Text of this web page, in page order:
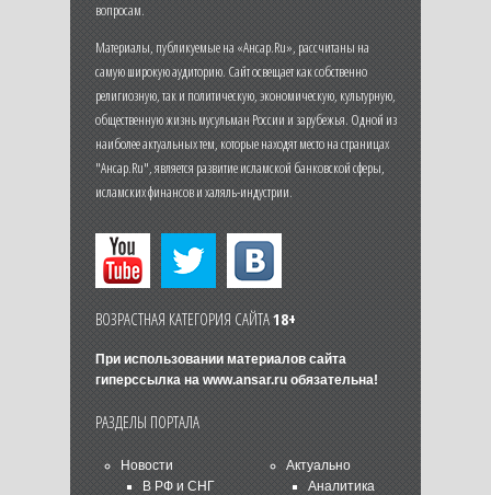
вопросам.
Материалы, публикуемые на «Ансар.Ru», рассчитаны на
самую широкую аудиторию. Сайт освещает как собственно
религиозную, так и политическую, экономическую, культурную,
общественную жизнь мусульман России и зарубежья. Одной из
наиболее актуальных тем, которые находят место на страницах
"Ансар.Ru", является развитие исламской банковской сферы,
исламских финансов и халяль-индустрии.
ВОЗРАСТНАЯ КАТЕГОРИЯ САЙТА18+
При использовании материалов сайта
гиперссылка на www.ansar.ruобязательна!
РАЗДЕЛЫ ПОРТАЛА
Новости
В РФ и СНГ
Актуально
Аналитика